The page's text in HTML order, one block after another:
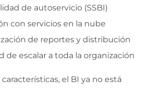
de autoservicio (SSBI)
con servicios en la nube
de reportes y distribución
de escalar a toda la organización
características, el BI ya no está